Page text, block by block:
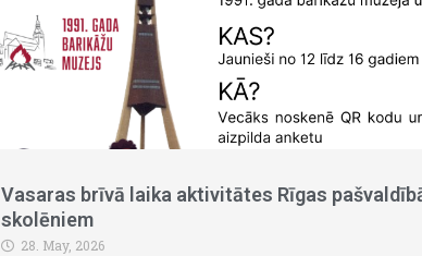
Vasaras brīvā laika aktivitātes Rīgas
skolēniem
28. May, 2026